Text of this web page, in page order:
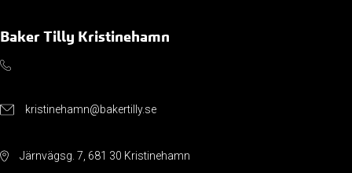
Baker Tilly Kristinehamn
kristinehamn@bakertilly.se
Järnvägsg. 7, 681 30 Kristinehamn